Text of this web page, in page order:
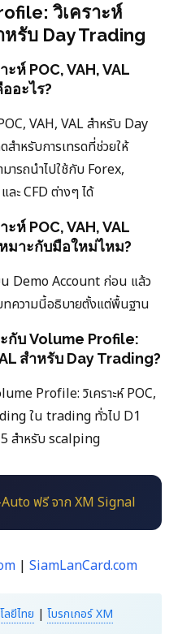
วิเคราะห์
หรับ Day Trading
ห์ POC, VAH, VAL
อะไร?
VAH, VAL สำหรับ Day
ำหรับการเทรดที่ช่วยให้
มารถนำไปใช้กับ Forex,
ะ CFD ต่างๆ ได้
ห์ POC, VAH, VAL
มาะกับมือใหม่ไหม?
น Demo Account ก่อน แล้ว
ทความนี้อธิบายตั้งแต่พื้นฐาน
กับ Volume Profile:
สำหรับ Day Trading?
Profile: วิเคราะห์ POC,
ใน trading ทั่วไป D1
สำหรับ scalping
ฟรี จาก XM Signal
| SiamLanCard.com
ลยีไทย | โบรกเกอร์ XM